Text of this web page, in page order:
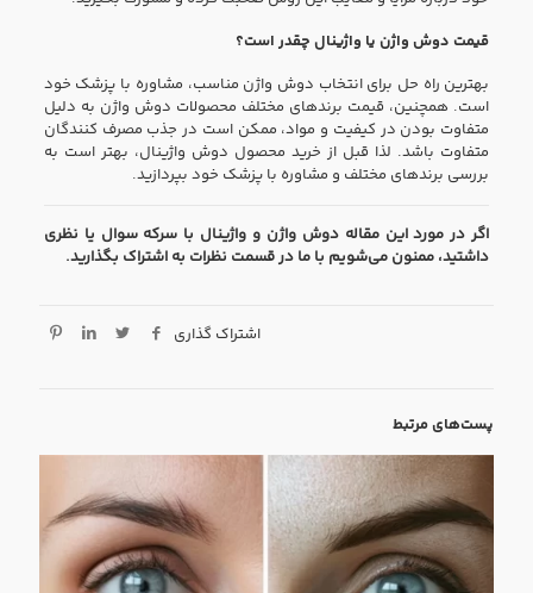
قیمت دوش واژن یا واژینال چقدر است؟
بهترین راه حل برای انتخاب دوش واژن مناسب، مشاوره با پزشک خود
است. همچنین، قیمت برند‌های مختلف محصولات دوش‌ واژن به دلیل
متفاوت بودن در کیفیت و مواد، ممکن است در جذب مصرف کنندگان
متفاوت باشد. لذا قبل از خرید محصول دوش واژینال، بهتر است به
بررسی برندهای مختلف و مشاوره با پزشک خود بپردازید.
اگر در مورد این مقاله دوش واژن و واژینال با سرکه سوال یا نظری
داشتید، ممنون می‌شویم با ما در قسمت نظرات به اشتراک بگذارید.
اشتراک گذاری
پست‌های مرتبط